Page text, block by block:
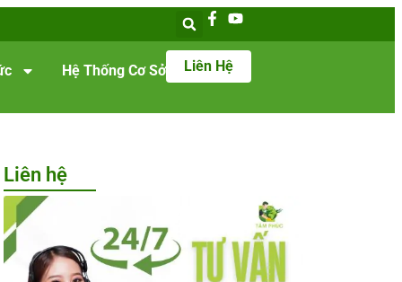
Hệ Thống Cơ Sở Liên Hệ
Liên hệ